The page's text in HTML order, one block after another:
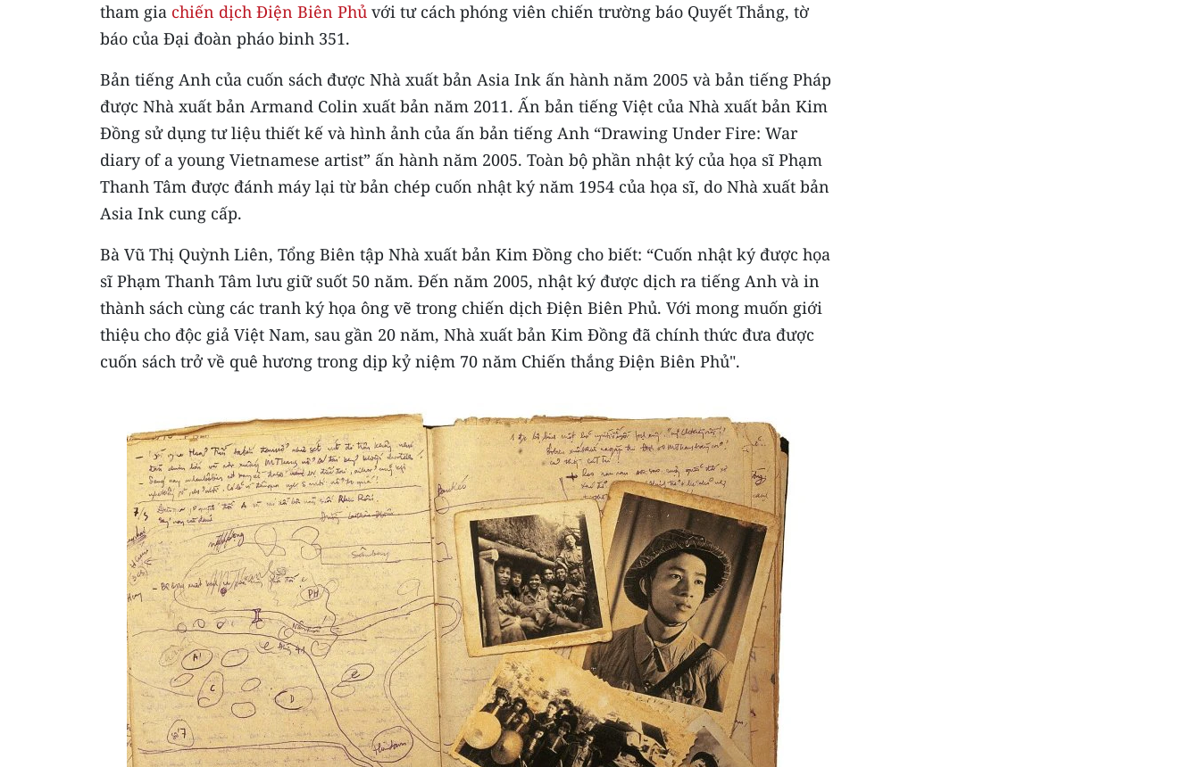
tham gia chiến dịch Điện Biên Phủ với tư cách phóng viên chiến trường báo Quyết Thắng, tờ
báo của Đại đoàn pháo binh 351.
Bản tiếng Anh của cuốn sách được Nhà xuất bản Asia Ink ấn hành năm 2005 và bản tiếng Pháp
được Nhà xuất bản Armand Colin xuất bản năm 2011. Ấn bản tiếng Việt của Nhà xuất bản Kim
Đồng sử dụng tư liệu thiết kế và hình ảnh của ấn bản tiếng Anh “Drawing Under Fire: War
diary of a young Vietnamese artist” ấn hành năm 2005. Toàn bộ phần nhật ký của họa sĩ Phạm
Thanh Tâm được đánh máy lại từ bản chép cuốn nhật ký năm 1954 của họa sĩ, do Nhà xuất bản
Asia Ink cung cấp.
Bà Vũ Thị Quỳnh Liên, Tổng Biên tập Nhà xuất bản Kim Đồng cho biết: “Cuốn nhật ký được họa
sĩ Phạm Thanh Tâm lưu giữ suốt 50 năm. Đến năm 2005, nhật ký được dịch ra tiếng Anh và in
thành sách cùng các tranh ký họa ông vẽ trong chiến dịch Điện Biên Phủ. Với mong muốn giới
thiệu cho độc giả Việt Nam, sau gần 20 năm, Nhà xuất bản Kim Đồng đã chính thức đưa được
cuốn sách trở về quê hương trong dịp kỷ niệm 70 năm Chiến thắng Điện Biên Phủ".